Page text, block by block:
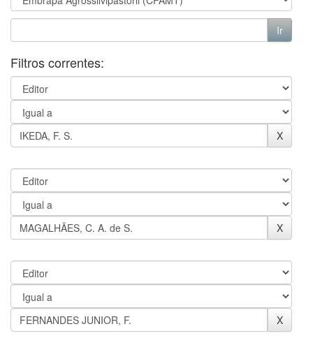
Filtros correntes: